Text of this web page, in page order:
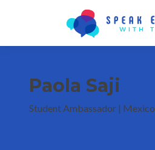
Paola Saji
Student Ambassador | Mexico